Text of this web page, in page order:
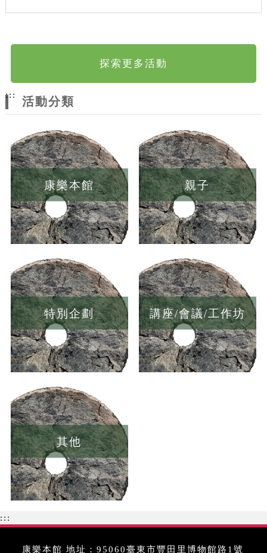
探索更多活動
:::
活動分類
康樂本館 親子
特別企劃 講座/會議/工作坊
其他
:::
康樂本館 地址：95060臺東市豐田里博物館路1號